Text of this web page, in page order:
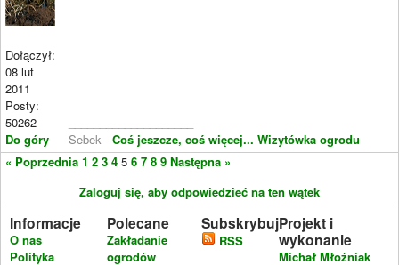
Dołączył:
08 lut
2011
Posty:
50262
Do góry
Sebek - Coś jeszcze, coś więcej... Wizytówka ogrodu
« Poprzednia 1 2 3 4 5 6 7 8 9 Następna »
Zaloguj się, aby odpowiedzieć na ten wątek
Informacje
O nas
Polityka
Polecane
Zakładanie
ogrodów
Subskrybuj
RSS
Projekt i
wykonanie
Michał Młoźniak